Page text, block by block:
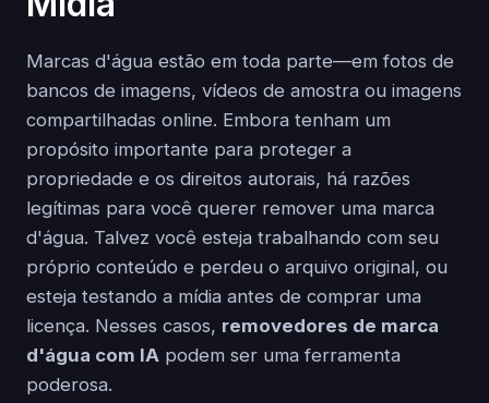
Marcas d'água estão em toda parte—em fotos de
bancos de imagens, vídeos de amostra ou imagens
compartilhadas online. Embora tenham um
propósito importante para proteger a
propriedade e os direitos autorais, há razões
legítimas para você querer remover uma marca
d'água. Talvez você esteja trabalhando com seu
próprio conteúdo e perdeu o arquivo original, ou
esteja testando a mídia antes de comprar uma
licença. Nesses casos, removedores de marca
d'água com IA podem ser uma ferramenta
poderosa.